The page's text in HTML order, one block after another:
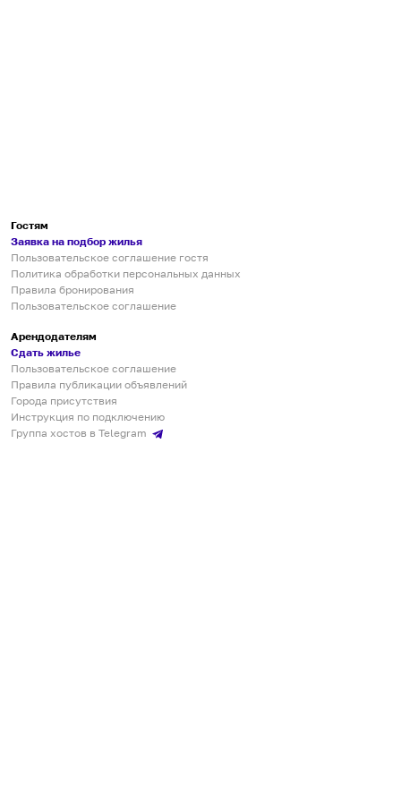
Гостям
Заявка на подбор жилья
Пользовательское соглашение гостя
Политика обработки персональных данных
Правила бронирования
Пользовательское соглашение
Арендодателям
Сдать жилье
Пользовательское соглашение
Правила публикации объявлений
Города присутствия
Инструкция по подключению
Группа хостов в Telegram